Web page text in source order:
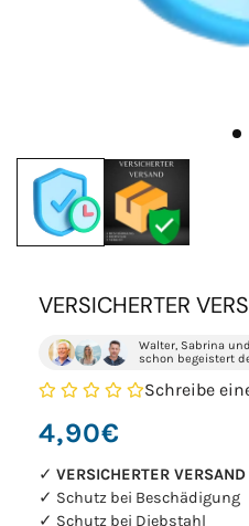
VERSICHERTER
Walter, Sabrina und
schon begeistert
Schreibe
Normaler
4,90€
✓ VERSICHERTER VERSAND
✓ Schutz bei Beschädigung
✓ Schutz bei Diebstahl